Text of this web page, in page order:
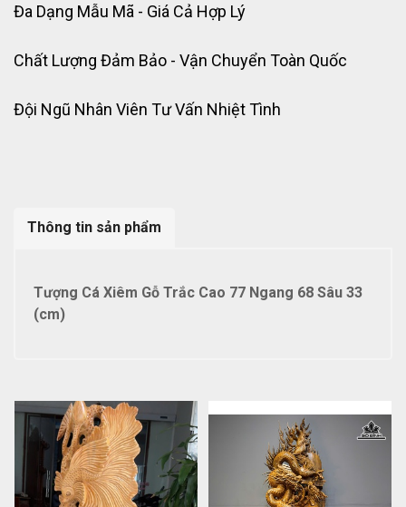
Đa Dạng Mẫu Mã - Giá Cả Hợp Lý
Chất Lượng Đảm Bảo - Vận Chuyển Toàn Quốc
Đội Ngũ Nhân Viên Tư Vấn Nhiệt Tình
Thông tin sản phẩm
Tượng Cá Xiêm Gỗ Trắc Cao 77 Ngang 68 Sâu 33
(cm)